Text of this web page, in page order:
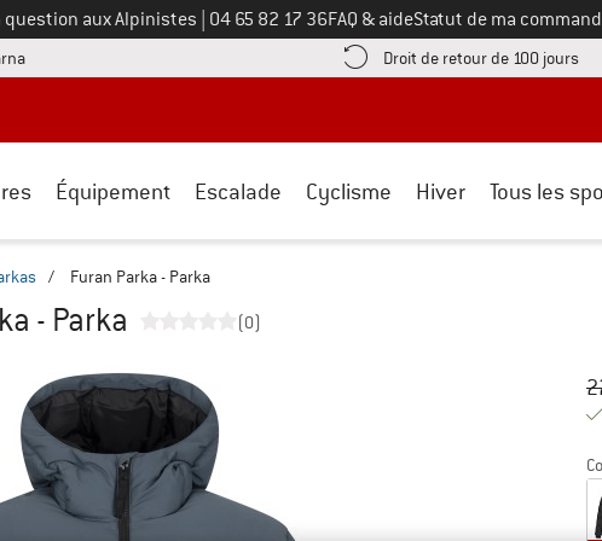
question aux Alpinistes Appelez-nous au
04 65 82 17 36FAQ & aideStatut de ma
Trouve les informations de paiement ici ! Ouvre une boîte d'information
Droit de retour de 100 jours
Équipement Escalade Cyclisme Hiver Tous les
/ Furan Parka - Parka
- Parka (0)